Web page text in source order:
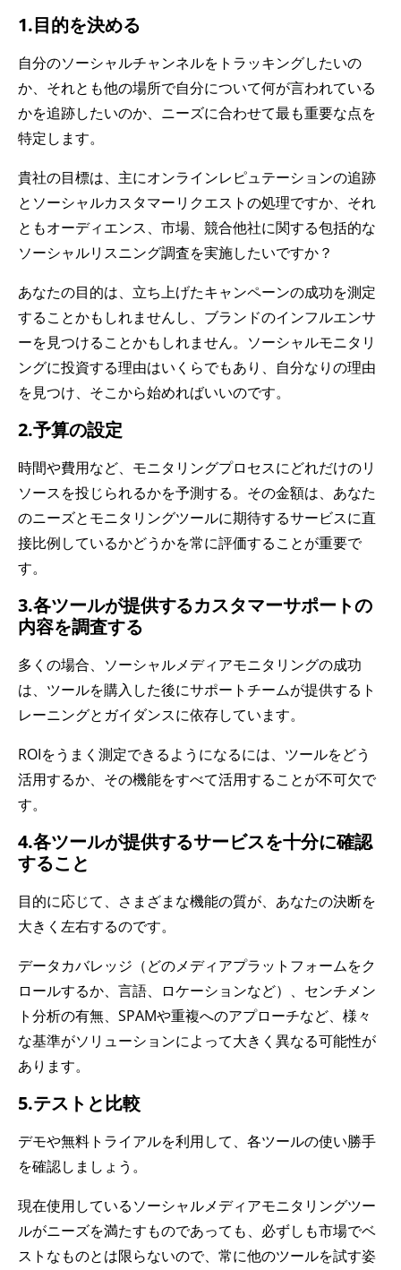
1.目的を決める
自分のソーシャルチャンネルをトラッキングしたいの
か、それとも他の場所で自分について何が言われている
かを追跡したいのか、ニーズに合わせて最も重要な点を
特定します。
貴社の目標は、主にオンラインレピュテーションの追跡
とソーシャルカスタマーリクエストの処理ですか、それ
ともオーディエンス、市場、競合他社に関する包括的な
ソーシャルリスニング調査を実施したいですか？
あなたの目的は、立ち上げたキャンペーンの成功を測定
することかもしれませんし、ブランドのインフルエンサ
ーを見つけることかもしれません。ソーシャルモニタリ
ングに投資する理由はいくらでもあり、自分なりの理由
を見つけ、そこから始めればいいのです。
2.予算の設定
時間や費用など、モニタリングプロセスにどれだけのリ
ソースを投じられるかを予測する。その金額は、あなた
のニーズとモニタリングツールに期待するサービスに直
接比例しているかどうかを常に評価することが重要で
す。
3.各ツールが提供するカスタマーサポートの
内容を調査する
多くの場合、ソーシャルメディアモニタリングの成功
は、ツールを購入した後にサポートチームが提供するト
レーニングとガイダンスに依存しています。
ROIをうまく測定できるようになるには、ツールをどう
活用するか、その機能をすべて活用することが不可欠で
す。
4.各ツールが提供するサービスを十分に確認
すること
目的に応じて、さまざまな機能の質が、あなたの決断を
大きく左右するのです。
データカバレッジ（どのメディアプラットフォームをク
ロールするか、言語、ロケーションなど）、センチメン
ト分析の有無、SPAMや重複へのアプローチなど、様々
な基準がソリューションによって大きく異なる可能性が
あります。
5.テストと比較
デモや無料トライアルを利用して、各ツールの使い勝手
を確認しましょう。
現在使用しているソーシャルメディアモニタリングツー
ルがニーズを満たすものであっても、必ずしも市場でベ
ストなものとは限らないので、常に他のツールを試す姿